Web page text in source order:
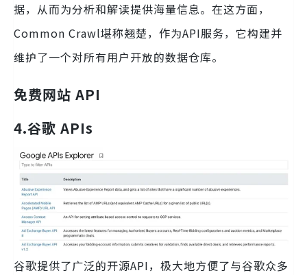
据，从而为分析和解读提供海量信息。在这方面，
Common Crawl堪称翘楚，作为API服务，它构建并
维护了一个对所有用户开放的数据仓库。
免费网站 API
4.谷歌 APIs
谷歌提供了广泛的开源API，极大地方便了与谷歌众多